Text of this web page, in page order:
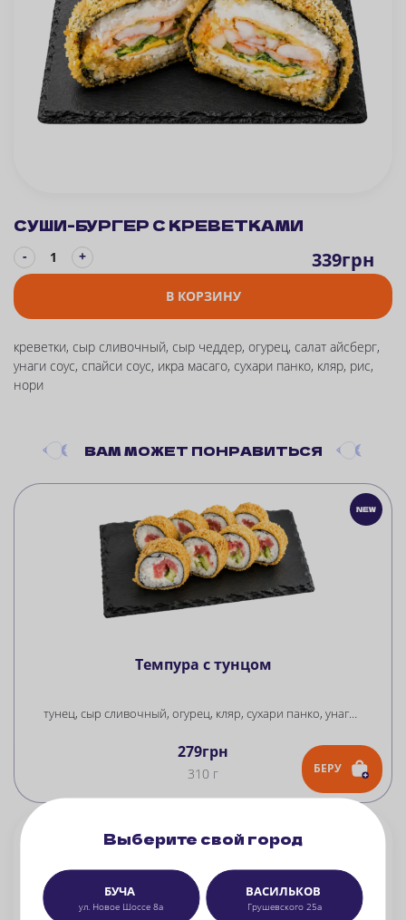
СУШИ-БУРГЕР С КРЕВЕТКАМИ
- + 339грн
В КОРЗИНУ
креветки, сыр сливочный, сыр чеддер, огурец, салат айсберг,
унаги соус, спайси соус, икра масаго, сухари панко, кляр, рис,
нори
ВАМ МОЖЕТ ПОНРАВИТЬСЯ
Темпура с тунцом
тунец, сыр сливочный, огурец, кляр, сухари панко, унаги соус, рис, нори
279грн
310 г БЕРУ
Выберите свой город
БУЧА
ул. Новое Шоссе 8а
ВАСИЛЬКОВ
Грушевского 25а